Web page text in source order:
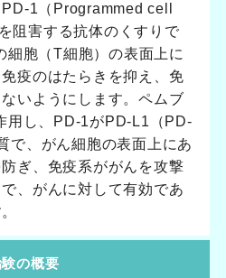
1（Programmed cell
阻害する抗体のくすりで
細胞（T細胞）の表面上に
疫のはたらきを抑え、免
いようにします。ペムブ
用し、PD-1がPD-L1（PD-
で、がん細胞の表面上にあ
ぎ、免疫系ががんを攻撃
、がんに対して有効であ
の概要